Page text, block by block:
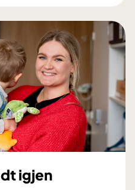
P
a
k
i
n
s
o
n
s
s
k
r
s
k
n
i
n
g
s
o
m
b
d
igjen